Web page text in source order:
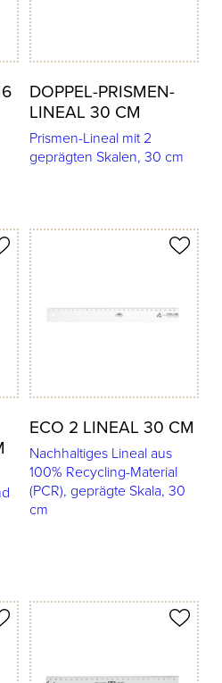
DOPPEL-PRISMEN-
LINEAL 30 CM
Prismen-Lineal mit 2
geprägten Skalen, 30 cm
ECO 2 LINEAL 30 CM
Nachhaltiges Lineal aus
100% Recycling-Material
(PCR), geprägte Skala, 30
cm
merken
merken